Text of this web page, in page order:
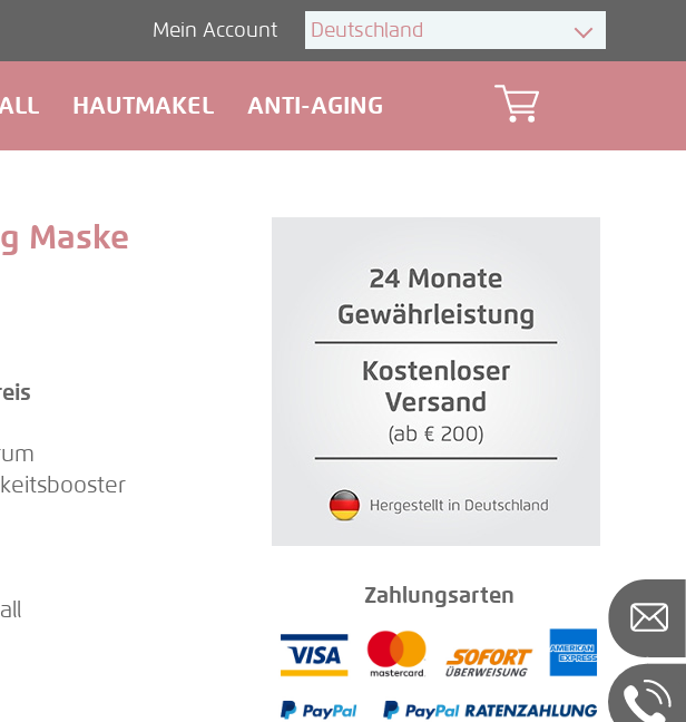
HAUTMAKEL ANTI-AGING
Mein Account
Maske
Zahlungsarten